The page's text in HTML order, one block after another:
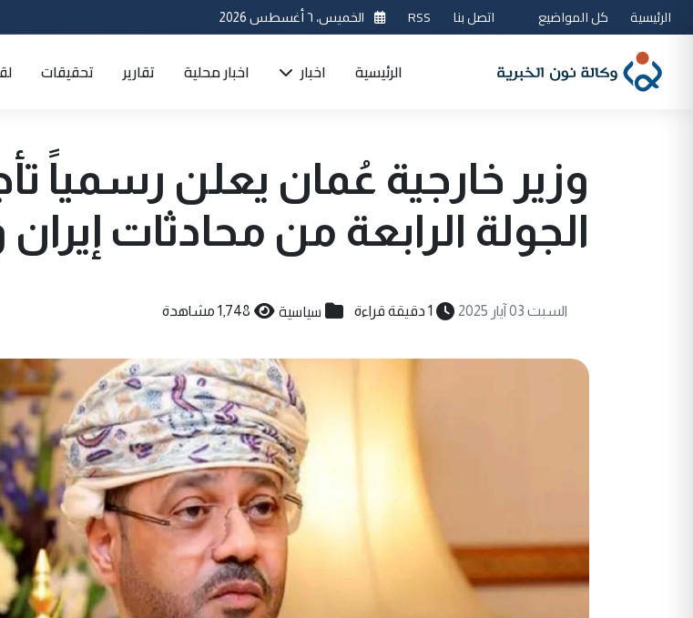
الرئيسية كل المواضيع اتصل بنا RSS الخميس، ٦ أغسطس 2026
الرئيسية اخبار اخبار محلية تقارير تحقيقات
وزير خارجية عُمان يعلن رسمياً
الجولة الرابعة من محادثات إيران
السبت 03 آيار 2025 1 دقيقة قراءة سياسية 1,748 مشاهدة